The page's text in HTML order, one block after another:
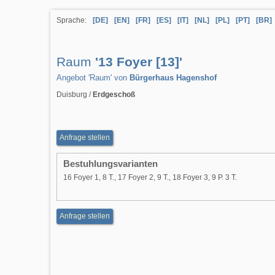
Sprache: [DE] [EN] [FR] [ES] [IT] [NL] [PL] [PT] [BR]
Raum '13 Foyer [13]'
Angebot 'Raum' von Bürgerhaus Hagenshof
Duisburg / Erdgeschoß
Anfrage stellen
Bestuhlungsvarianten
16 Foyer 1, 8 T., 17 Foyer 2, 9 T., 18 Foyer 3, 9 P. 3 T.
Anfrage stellen